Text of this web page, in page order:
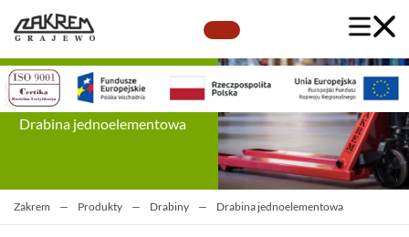
Drabina jednoelementowa
Zakrem — Produkty — Drabiny — Drabina jednoelementowa